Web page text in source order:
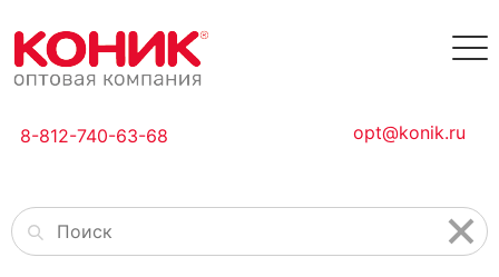
8-812-740-63-68 opt@konik.ru